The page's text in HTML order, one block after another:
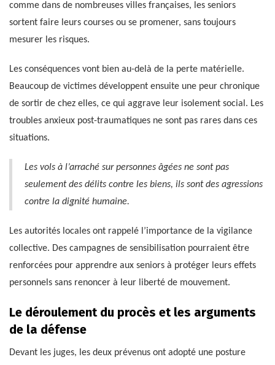
comme dans de nombreuses villes françaises, les seniors
sortent faire leurs courses ou se promener, sans toujours
mesurer les risques.
Les conséquences vont bien au-delà de la perte matérielle.
Beaucoup de victimes développent ensuite une peur chronique
de sortir de chez elles, ce qui aggrave leur isolement social. Les
troubles anxieux post-traumatiques ne sont pas rares dans ces
situations.
Les vols à l’arraché sur personnes âgées ne sont pas
seulement des délits contre les biens, ils sont des agressions
contre la dignité humaine.
Les autorités locales ont rappelé l’importance de la vigilance
collective. Des campagnes de sensibilisation pourraient être
renforcées pour apprendre aux seniors à protéger leurs effets
personnels sans renoncer à leur liberté de mouvement.
Le déroulement du procès et les arguments
de la défense
Devant les juges, les deux prévenus ont adopté une posture